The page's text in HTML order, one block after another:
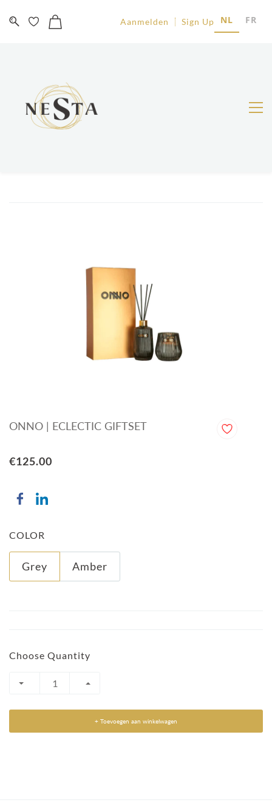
Aanmelden Sign Up NL FR
ONNO | ECLECTIC GIFTSET
€125.00
COLOR
Grey Amber
Choose Quantity
+ Toevoegen aan winkelwagen